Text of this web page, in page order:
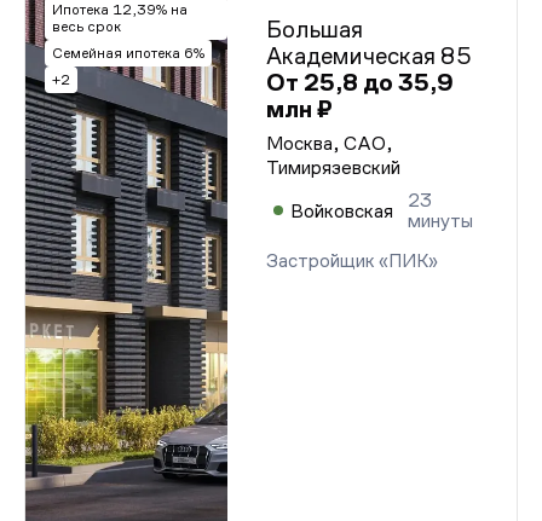
Ипотека 12,39% на
весь срок
Семейная ипотека 6%
+2
Большая
Академическая 85
От 25,8 до 35,9
млн ₽
Москва, САО,
Тимирязевский
Войковская
23
минуты
Застройщик «ПИК»